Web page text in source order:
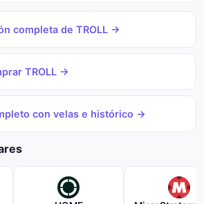
completa de TROLL →
TROLL →
con velas e histórico →